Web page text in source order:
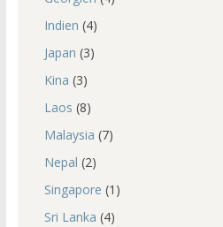
Indien (4)
Japan (3)
Kina (3)
Laos (8)
Malaysia (7)
Nepal (2)
Singapore (1)
Sri Lanka (4)